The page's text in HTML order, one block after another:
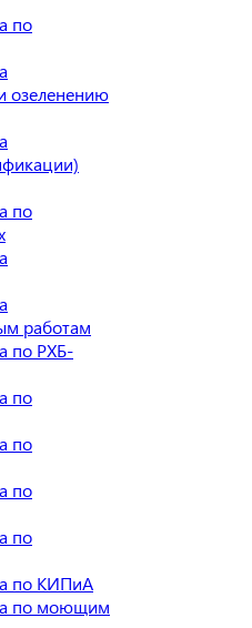
по
озеленению
по
работам
по РХБ-
по
по
по
по
по КИПиА
по моющим